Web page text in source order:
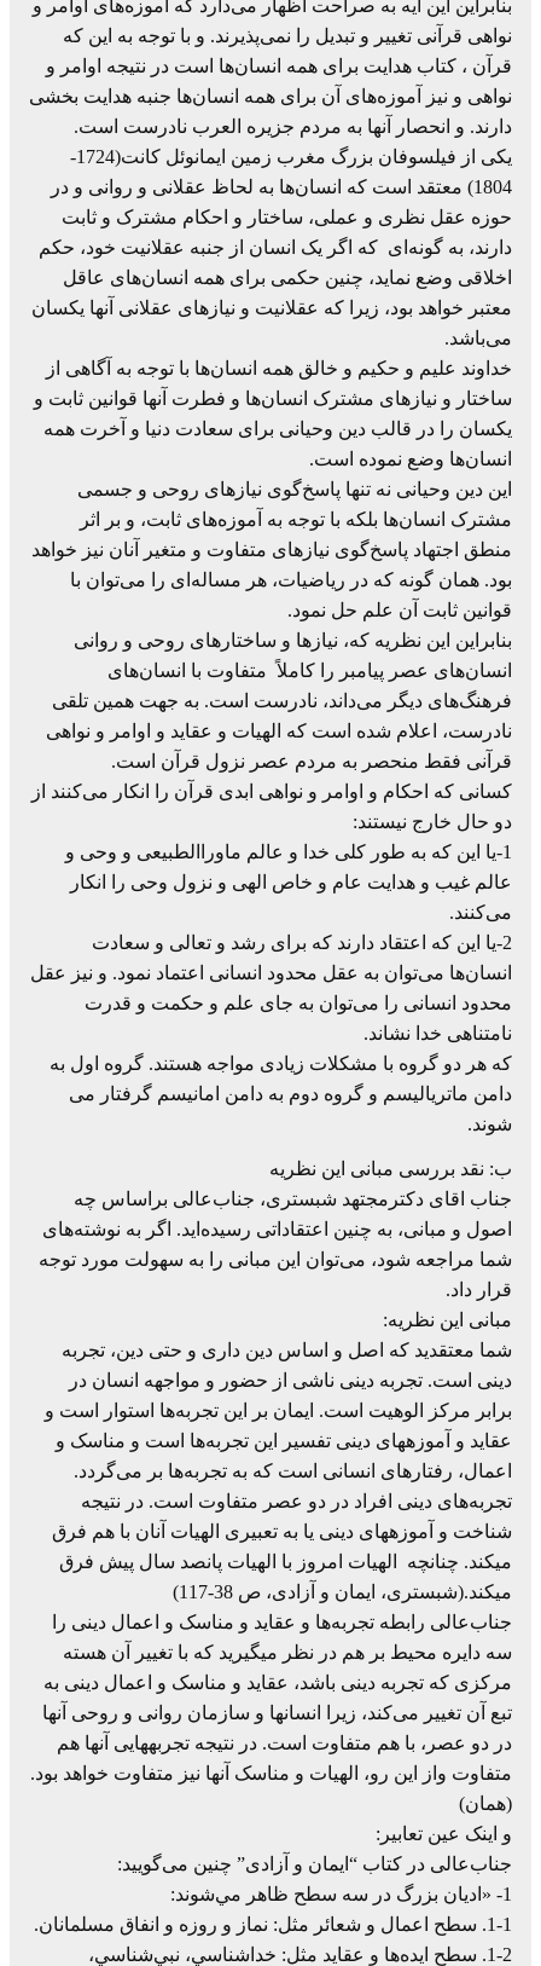
بنابراین این آیه به صراحت اظهار می‌دارد که آموزه‌های اوامر و
نواهی قرآنی تغییر و تبدیل را نمی‌پذیرند. و با توجه به این که
قرآن ، کتاب هدایت برای همه انسان‌ها است در نتیجه اوامر و
نواهی و نیز آموزه‌های آن برای همه انسان‌ها جنبه هدایت بخشی
دارند. و انحصار آنها به مردم جزیره العرب نادرست است.
یکی از فیلسوفان بزرگ مغرب زمین ایمانوئل کانت(1724-
1804) معتقد است که انسان‌ها به لحاظ عقلانی و روانی و در
حوزه عقل نظری و عملی، ساختار و احکام مشترک و ثابت
دارند، به گونه‌ای که اگر یک انسان از جنبه عقلانیت خود، حکم
اخلاقی وضع نماید، چنین حکمی برای همه انسان‌های عاقل
معتبر خواهد بود، زیرا که عقلانیت و نیازهای عقلانی آنها یکسان
می‌باشد.
خداوند علیم و حکیم و خالق همه انسان‌ها با توجه به آگاهی از
ساختار و نیازهای مشترک انسان‌ها و فطرت آنها قوانین ثابت و
یکسان را در قالب دین وحیانی برای سعادت دنیا و آخرت همه
انسان‌ها وضع نموده است.
این دین وحیانی نه تنها پاسخ‌گوی نیازهای روحی و جسمی
مشترک انسان‌ها بلکه با توجه به آموزه‌های ثابت، و بر اثر
منطق اجتهاد پاسخ‌گوی نیازهای متفاوت و متغیر آنان نیز خواهد
بود. همان گونه که در ریاضیات، هر مساله‌ای را می‌توان با
قوانین ثابت آن علم حل نمود.
بنابراین این نظریه که، نیازها و ساختارهای روحی و روانی
انسان‌های عصر پیامبر را کاملاً متفاوت با انسان‌های
فرهنگ‌های دیگر می‌داند، نادرست است. به جهت همین تلقی
نادرست، اعلام شده است که الهیات و عقاید و اوامر و نواهی
قرآنی فقط منحصر به مردم عصر نزول قرآن است.
کسانی که احکام و اوامر و نواهی ابدی قرآن را انکار می‌کنند از
دو حال خارج نیستند:
1-یا این که به طور کلی خدا و عالم ماوراالطبیعی و وحی و
عالم غیب و هدایت عام و خاص الهی و نزول وحی را انکار
می‌کنند.
2-یا این که اعتقاد دارند که برای رشد و تعالی و سعادت
انسان‌ها می‌توان به عقل محدود انسانی اعتماد نمود. و نیز عقل
محدود انسانی را می‌توان به جای علم و حکمت و قدرت
نامتناهی خدا نشاند.
که هر دو گروه با مشکلات زیادی مواجه هستند. گروه اول به
دامن ماتریالیسم و گروه دوم به دامن امانیسم گرفتار می
شوند.
ب: نقد بررسی مبانی این نظریه
جناب اقای دکترمجتهد شبستری، جناب‌عالی براساس چه
اصول و مبانی، به چنین اعتقاداتی رسیده‌اید. اگر به نوشته‌های
شما مراجعه شود، می‌توان این مبانی را به سهولت مورد توجه
قرار داد.
مبانی این نظریه:
شما معتقدید که اصل و اساس دین داری و حتی دین، تجربه
دینی است. تجربه دینی ناشی از حضور و مواجهه انسان در
برابر مرکز الوهیت است. ایمان بر این تجربه‌ها استوار است و
عقاید و آموزههای دینی تفسیر این تجربه‌ها است و مناسک و
اعمال، رفتارهای انسانی است که به تجربه‌ها بر می‌گردد.
تجربه‌های دینی افراد در دو عصر متفاوت است. در نتیجه
شناخت و آموزههای دینی یا به تعبیری الهیات آنان با هم فرق
میکند. چنانچه الهیات امروز با الهیات پانصد سال پیش فرق
میکند.(شبستری، ایمان و آزادی، ص 38-117)
جناب‌عالی رابطه تجربه‌ها و عقاید و مناسک و اعمال دینی را
سه دایره محیط بر هم در نظر میگیرید که با تغییر آن هسته
مرکزی که تجربه دینی باشد، عقاید و مناسک و اعمال دینی به
تبع آن تغییر می‌کند، زیرا انسانها و سازمان روانی و روحی آنها
در دو عصر، با هم متفاوت است. در نتیجه تجربههایی آنها هم
متفاوت واز این رو، الهیات و مناسک آنها نیز متفاوت خواهد بود.
(همان)
و اینک عین تعابیر:
جناب‌عالی در کتاب “ایمان و آزادی” چنین می‌گویید:
1- «اديان‌ بزرگ‌ در سه‌ سطح‌ ظاهر مي‌شوند:
1-1. سطح‌ اعمال‌ و شعائر مثل: نماز و روزه‌ و انفاق‌ مسلمانان.
1-2. سطح‌ ايده‌ها و عقايد مثل: خداشناسي، نبي‌شناسي،